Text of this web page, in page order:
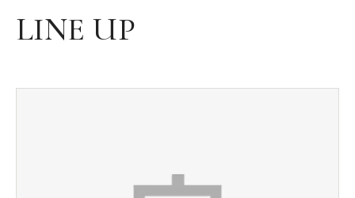
飲食店経営のお客様
お気に入り機能の活用方法